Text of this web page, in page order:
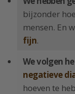
bijzonder
mensen. En
fijn.
We volgen
negatieve
hoeven te